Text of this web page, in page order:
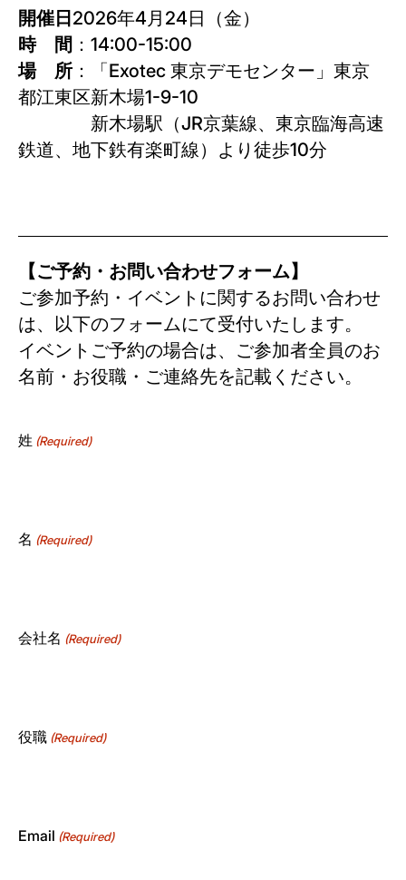
開催日 2026年4月24日（金）
時 間 ：14:00-15:00
場 所 ：「Exotec 東京デモセンター」東京
都江東区新木場1-9-10
新木場駅（JR京葉線、東京臨海高速
鉄道、地下鉄有楽町線）より徒歩10分
【ご予約・お問い合わせフォーム】
ご参加予約・イベントに関するお問い合わせ
は、以下のフォームにて受付いたします。
イベントご予約の場合は、ご参加者全員のお
名前・お役職・ご連絡先を記載ください。
姓 (Required)
名 (Required)
会社名 (Required)
役職 (Required)
Email (Required)